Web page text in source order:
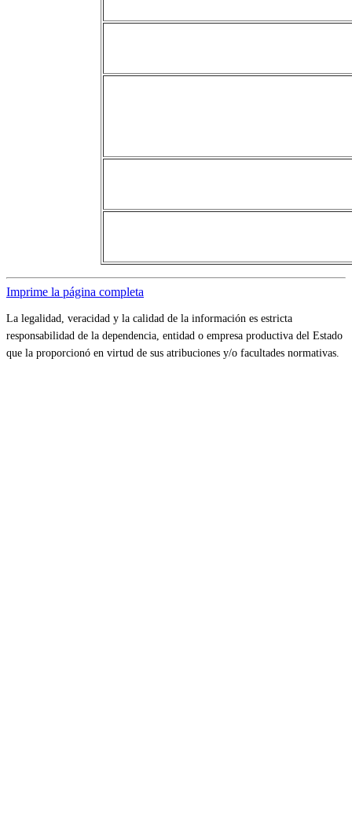
Imprime la página completa
La legalidad, veracidad y la calidad de la información es estricta
responsabilidad de la dependencia, entidad o empresa productiva del Estado
que la proporcionó en virtud de sus atribuciones y/o facultades normativas.